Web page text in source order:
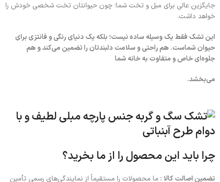
جایگزین عالی برای مبل و تخت شما؛ چون حیوانتان تخت شخصی خودش را
خواهد داشت.
این تشک فقط یک وسیله ساده نیست؛ بلکه یک دنیای رنگی و فانتزی برای
حیوان شماست. هم راحتی و سلامت دلبندتان را تضمین می‌کند و هم
جلوه‌ای خاص و متفاوت به خانه شما
می‌بخشد.
چرا باید این محصول را از ما بخرید؟
تضمین اصالت کالا : ما محصولات را مستقیماً از نمایندگی‌های رسمی تأمین